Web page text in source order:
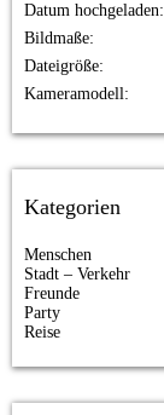
Datum hochgeladen
Bildmaße
Dateigröße
Kameramodell
Kategorien
Menschen
Stadt – Verkehr
Freunde
Party
Reise